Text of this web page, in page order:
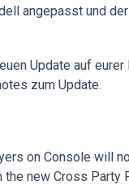
angepasst und
Update auf
zum Update.
on Console will
new Cross Party